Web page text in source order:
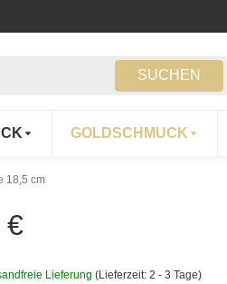
SUCHEN
GOLDSCHMUCK
18,5 cm
€
Lieferung (Lieferzeit: 2 - 3 Tage)